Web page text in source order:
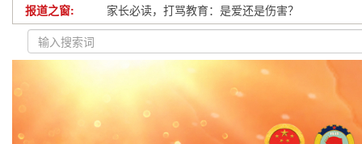
报道之窗:
家长必读，打骂教育：是爱还是伤害？
苏州相城经开区人大代表联席会议第二次会议召开
创新引领，匠心筑梦： 陈国财与“十五五”钛业发展
追求卓越“好的教育”中实现公平性与教育质量的动